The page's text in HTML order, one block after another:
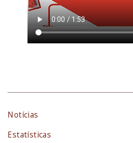
Notícias
Estatísticas